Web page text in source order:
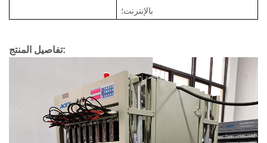
تفاصيل المنتج: